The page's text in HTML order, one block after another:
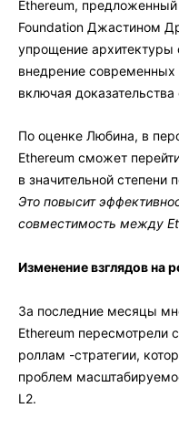
Ethereum,
Foundation Джастином
упрощение архитектуры
внедрение современных
включая
По оценке Любина, в
Ethereum сможет
в значительной
Это повысит
совместимость между
Изменение взглядов на
За последние месяцы
Ethereum пересмотрели
роллам -стратегии,
проблем
L2.